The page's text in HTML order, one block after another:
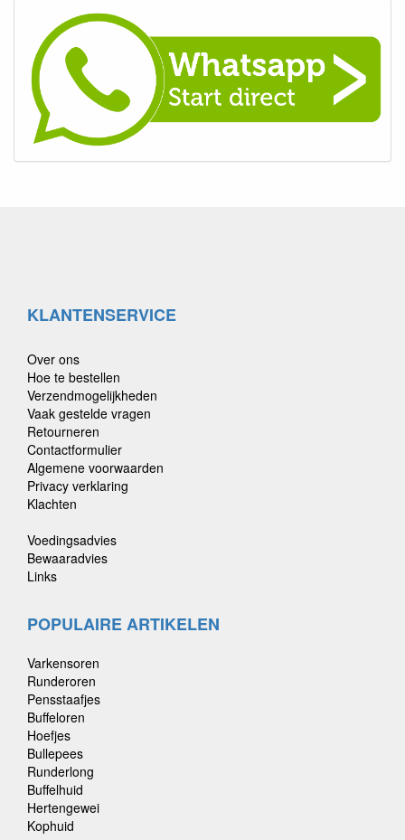
KLANTENSERVICE
Over ons
Hoe te bestellen
Verzendmogelijkheden
Vaak gestelde vragen
Retourneren
Contactformulier
Algemene voorwaarden
Privacy verklaring
Klachten
Voedingsadvies
Bewaaradvies
Links
POPULAIRE ARTIKELEN
Varkensoren
Runderoren
Pensstaafjes
Buffeloren
Hoefjes
Bullepees
Runderlong
Buffelhuid
Hertengewei
Kophuid